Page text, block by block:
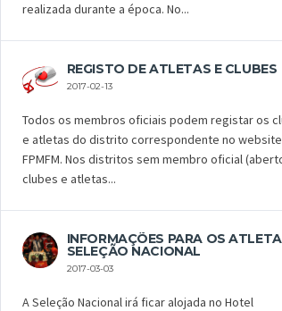
realizada durante a época. No...
REGISTO DE ATLETAS E CLUBES
2017-02-13
Todos os membros oficiais podem registar os
e atletas do distrito correspondente no
FPMFM. Nos distritos sem membro oficial
clubes e atletas...
INFORMAÇÕES PARA OS
SELEÇÃO NACIONAL
2017-03-03
A Seleção Nacional irá ficar alojada no Hotel